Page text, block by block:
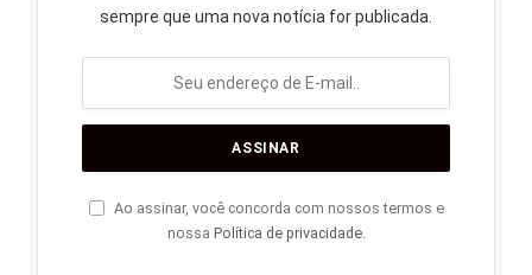
sempre que uma nova notícia for publicada.
Ao assinar, você concorda com nossos termos e
nossa Política de privacidade.